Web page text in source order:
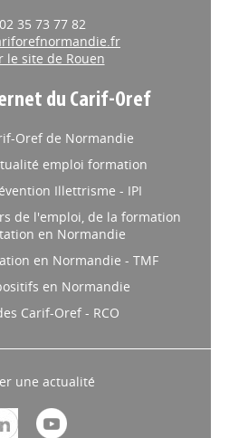
35 73 77 82
le site de Rouen
du Carif-Oref
Oref de Normandie
emploi formation
Illettrisme - IPI
de l'emploi, de la formation
en Normandie
en Normandie - TMF
en Normandie
Carif-Oref - RCO
une actualité